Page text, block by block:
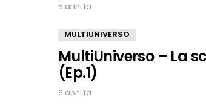
5 anni fa
MULTIUNIVERSO
MultiUniverso – La
(Ep.1)
5 anni fa